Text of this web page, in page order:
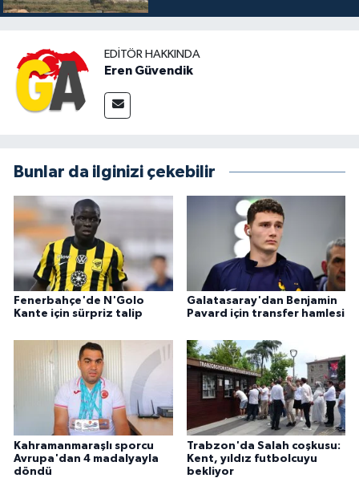
EDITÖR HAKKINDA
Eren Güvendik
Bunlar da ilginizi çekebilir
Fenerbahçe'de N'Golo
Kante için sürpriz talip
Galatasaray'dan Benjamin
Pavard için transfer hamlesi
Kahramanmaraşlı sporcu
Avrupa'dan 4 madalyayla
döndü
Trabzon'da Salah coşkusu:
Kent, yıldız futbolcuyu
bekliyor